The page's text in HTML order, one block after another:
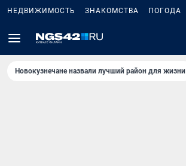
НЕДВИЖИМОСТЬ ЗНАКОМСТВА ПОГОДА
Новокузнечане назвали лучший район для жизни